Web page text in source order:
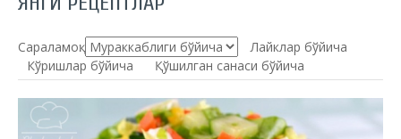
Сараламоқ:
Лайклар бўйича
Кўришлар бўйича
Қўшилган санаси бўйича